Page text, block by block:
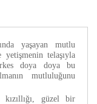
yaşayan mutlu
yetişmenin telaşıyla
doya doya bu
mutluluğunu
güzel bir